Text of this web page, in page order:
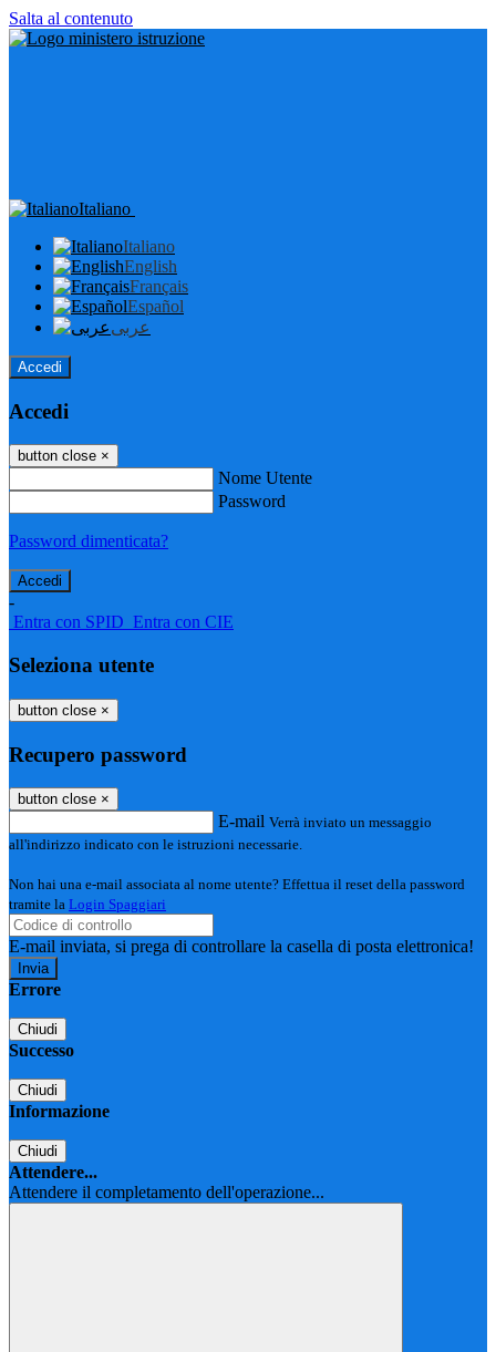
Salta al contenuto
Italiano
Italiano
English
Français
Español
عربى
Accedi
Accedi
button close ×
Nome Utente
Password
Password dimenticata?
-
Entra con SPID Entra con CIE
Seleziona utente
button close ×
Recupero password
button close ×
E-mail Verrà inviato un messaggio
all'indirizzo indicato con le istruzioni necessarie.
Non hai una e-mail associata al nome utente? Effettua il reset della password
tramite la Login Spaggiari
E-mail inviata, si prega di controllare la casella di posta elettronica!
Errore
Chiudi
Successo
Chiudi
Informazione
Chiudi
Attendere...
Attendere il completamento dell'operazione...